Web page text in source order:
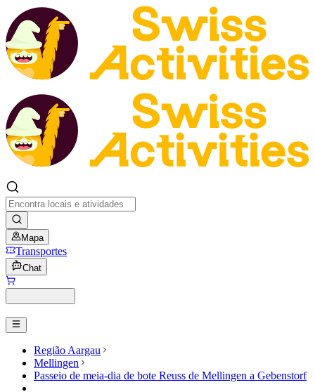
Mapa
Transportes
Chat
Região Aargau
Mellingen
Passeio de meia-dia de bote Reuss de Mellingen a Gebenstorf